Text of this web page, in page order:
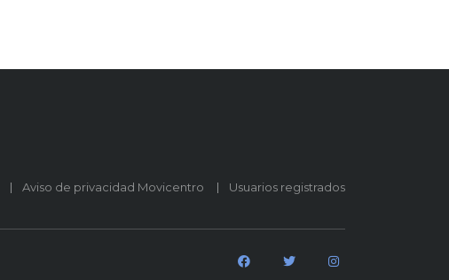
Aviso de privacidad Movicentro Usuarios registrados